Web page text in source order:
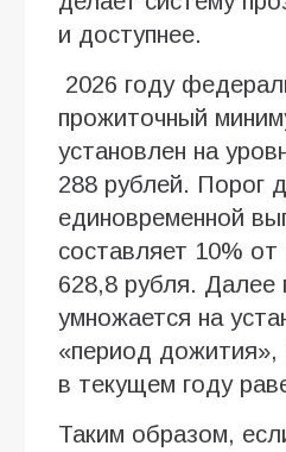
и доступнее.
2026 году
прожиточный
установлен на
288 рублей. Порог
единовременной
составляет 10%
628,8 рубля. Далее
умножается на
«период дожития»,
в текущем году
Таким образом,